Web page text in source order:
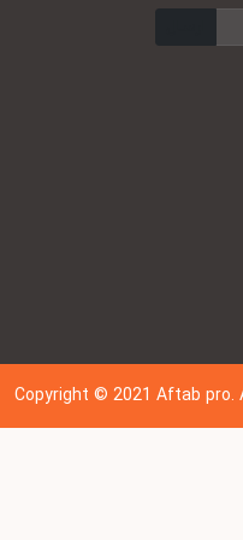
Copyright © 202 1Aftab